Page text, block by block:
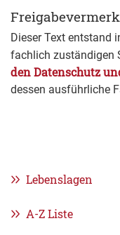
Freigabevermerk
Dieser Text entstand
fachlich zuständigen
den Datenschutz
dessen ausführliche
Lebenslagen
A-Z Liste